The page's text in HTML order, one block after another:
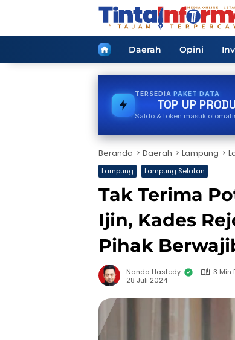
HomeDaerah Opini
TERSEDIA TOKEN PLN
TOP UP
Saldo & token masuk
Beranda Daerah Lampung
Lampung Lampung Selatan
Tak Terima
Ijin, Kades
Pihak
Nanda Hastedy
3 Min
28 Juli 2024